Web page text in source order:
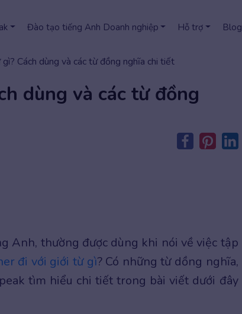
Đào tạo tiếng Anh Doanh nghiệp Hỗ trợ Blog
Cách dùng và các từ đồng nghĩa chi tiết
dùng và các từ đồng
Anh, thường được dùng khi nói về việc tập
đi với giới từ gì? Có những từ dồng nghĩa,
tìm hiểu chi tiết trong bài viết dưới đây